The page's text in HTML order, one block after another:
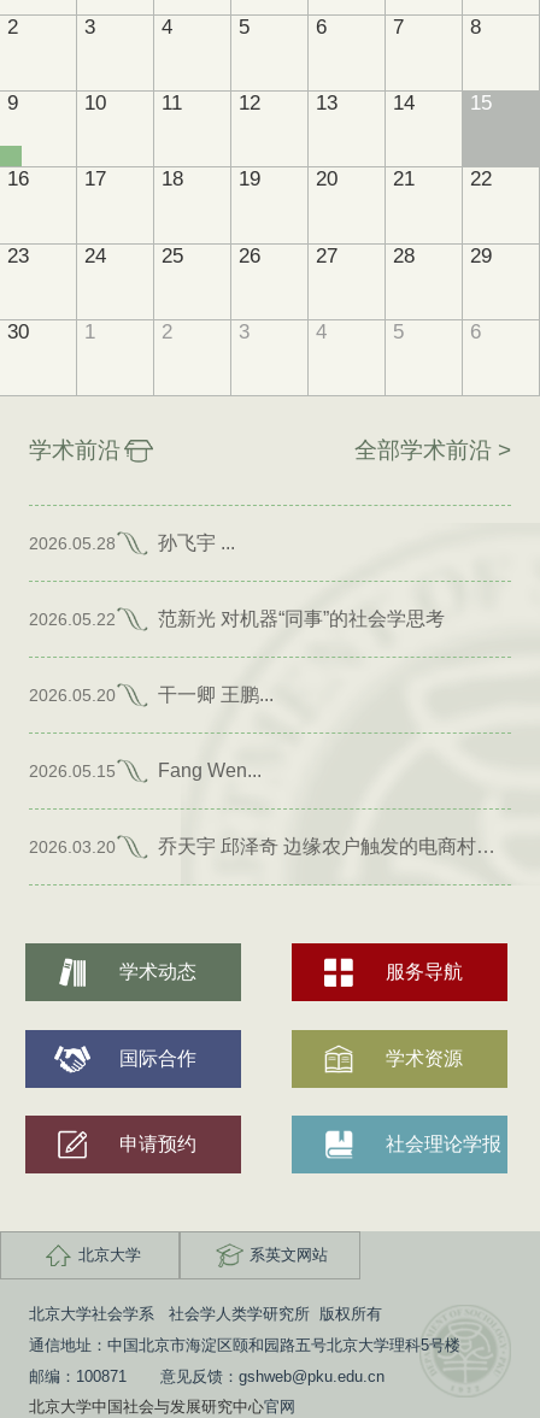
2 3 4 5 6 7 8
9 10 11 12 13 14 15
16 17 18 19 20 21 22
23 24 25 26 27 28 29
30 1 2 3 4 5 6
学术前沿 全部学术前沿 >
2026.05.28 孙飞宇 ...
2026.05.22 范新光 对机器“同事”的社会学思考
2026.05.20 干一卿 王鹏...
2026.05.15 Fang Wen...
2026.03.20 乔天宇 邱泽奇 边缘农户触发的电商村形成
学术动态 服务导航
国际合作 学术资源
申请预约 社会理论学报
北京大学 系英文网站
北京大学社会学系 社会学人类学研究所 版权所有
通信地址：中国北京市海淀区颐和园路五号北京大学理科5号楼
邮编：100871 意见反馈：gshweb@pku.edu.cn
北京大学中国社会与发展研究中心官网